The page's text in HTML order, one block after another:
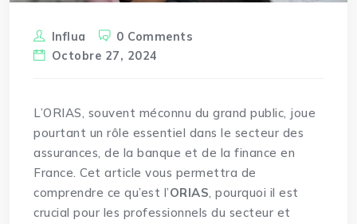
Influa
0 Comments
Octobre 27, 2024
L’ORIAS, souvent méconnu du grand public, joue
pourtant un rôle essentiel dans le secteur des
assurances, de la banque et de la finance en
France. Cet article vous permettra de
comprendre ce qu’est l’ORIAS, pourquoi il est
crucial pour les professionnels du secteur et